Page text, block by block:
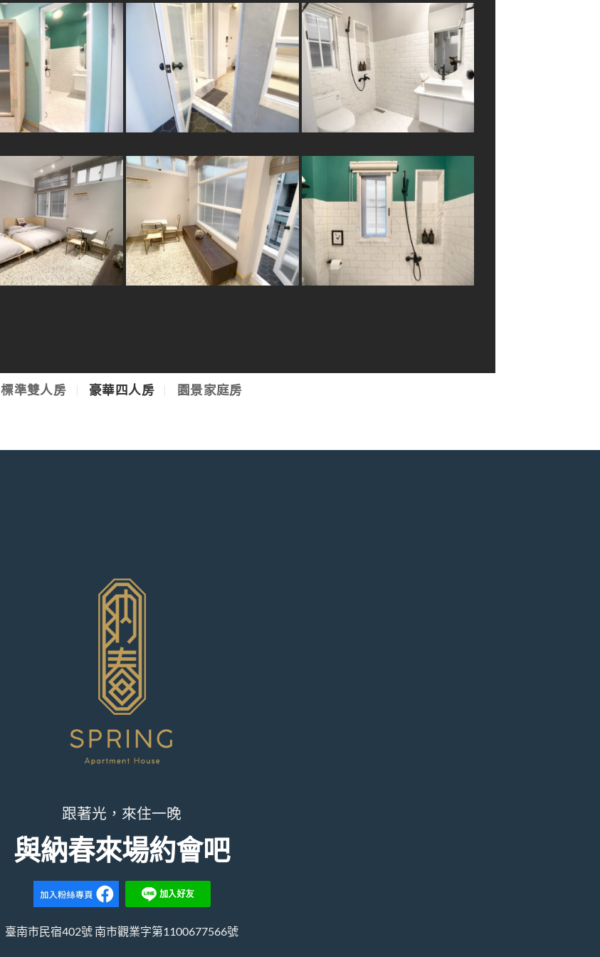
標準雙人房 豪華四人房 園景家庭房
跟著光，來住一晚
與納春來場約會吧
臺南市民宿402號 南市觀業字第1100677566號